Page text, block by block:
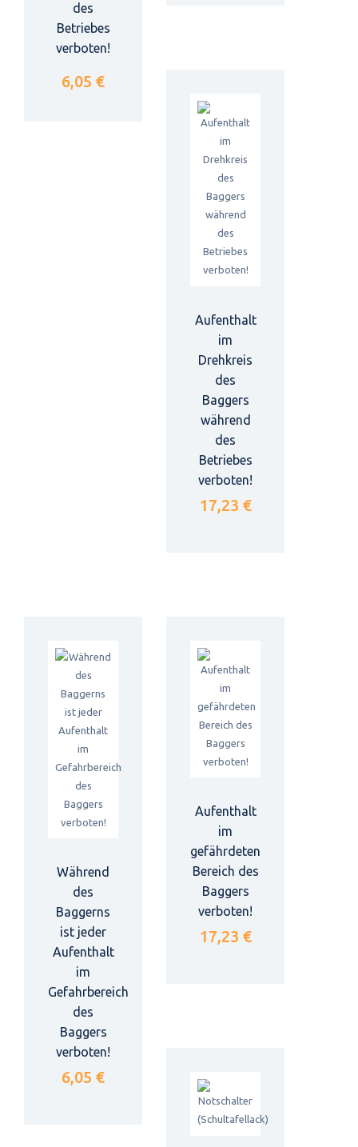
des
Betriebes
verboten!
6,05 €
Aufenthalt
im
Drehkreis
des
Baggers
während
des
Betriebes
verboten!
17,23 €
Während
des
Baggerns
ist jeder
Aufenthalt
im
Gefahrbereich
des
Baggers
verboten!
6,05 €
Aufenthalt
im
gefährdeten
Bereich des
Baggers
verboten!
17,23 €